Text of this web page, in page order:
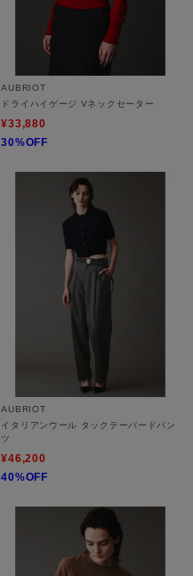
AUBRIOT
ドライハイゲージ Vネックセーター
¥33,880
30%OFF
AUBRIOT
イタリアンウール タックテーパードパン
ツ
¥46,200
40%OFF